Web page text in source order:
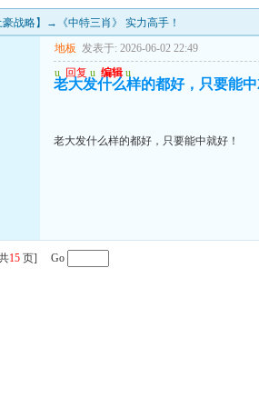
战略】→《中特三肖》 实力高手！
地板 发表于: 2026-06-02 22:49
u 回复 u 编辑 u
老大发什么样的都好，只要能中
老大发什么样的都好，只要能中就好！
15 页] Go